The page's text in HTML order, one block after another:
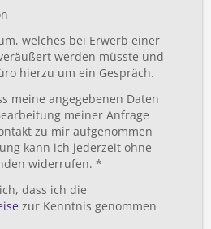
welches bei Erwerb einer
werden müsste und
hierzu um ein Gespräch.
meine angegebenen Daten
meiner Anfrage
zu mir aufgenommen
kann ich jederzeit ohne
widerrufen. *
dass ich die
zur Kenntnis genommen